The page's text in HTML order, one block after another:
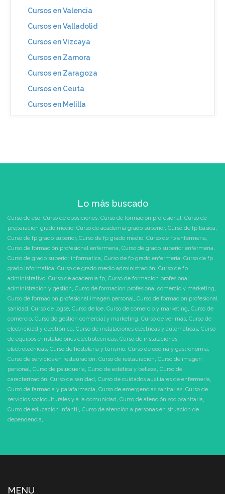
Cursos en Valencia
Cursos en Valladolid
Cursos en Vizcaya
Cursos en Zamora
Cursos en Zaragoza
Cursos en Ceuta
Cursos en Melilla
Lo más buscado
Curso de eso, Curso de oposiciones, Curso de formación profesional, Curso de
preparacion grado medio, Curso de academia grado superior, Curso de fp basica,
Curso de fp grado superior, Curso de fp grado medio, Curso de fp enfermeria,
Curso de formación profesional enfermeria, Curso de grado superior enfermeria,
Curso de grado superior informatica, Curso de fp grado enfermeria, Curso de fp
grado informatica, Curso de grado medio administración, Curso de fp
administrativo, Curso de academia fp, Curso de formacion profesional
administración y gestión, Curso de formacion profesional comercio y marketing,
Curso de formacion profesional imagen personal, Curso de formacion profesional
sanidad, Curso de logse, Curso de loe, Curso de comercio y marketing, Curso de
comercio, Curso de gestión comercial y marketing, Curso de ver más, Curso de
electricidad y electrónica, Curso de instalaciones eléctricas y automáticas, Curso
de equipos e instalaciones electrotécnicas, Curso de instalaciones
electrotécnicas, Curso de hostelería y turismo, Curso de cocina y gastronomía,
Curso de servicios en restauración, Curso de restauración, Curso de imagen
personal, Curso de peluquería, Curso de estética y belleza, Curso de
caracterización, Curso de sanidad, Curso de cuidados auxiliares de enfermería,
Curso de farmacia y parafarmacia, Curso de emergencias sanitarias, Curso de
servicios socioculturales y a la comunidad, Curso de atención sociosanitaria,
Curso de educación infantil, Curso de atención a personas en situación de
dependencia,
MENU